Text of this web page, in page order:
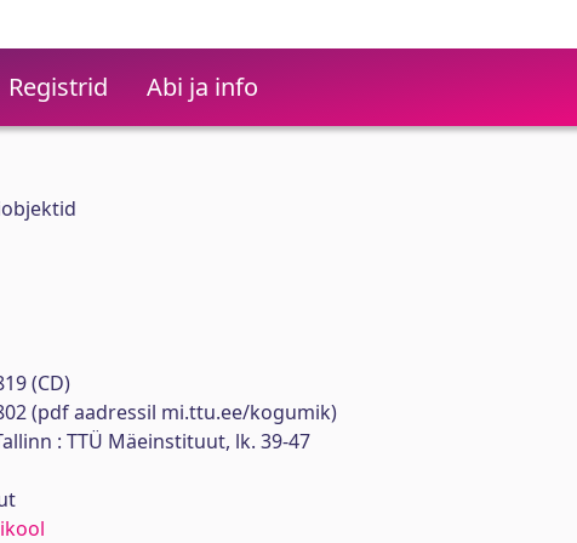
Registrid Abi ja info
(CD)
(pdf aadressil mi.ttu.ee/kogumik)
: TTÜ Mäeinstituut, lk. 39-47